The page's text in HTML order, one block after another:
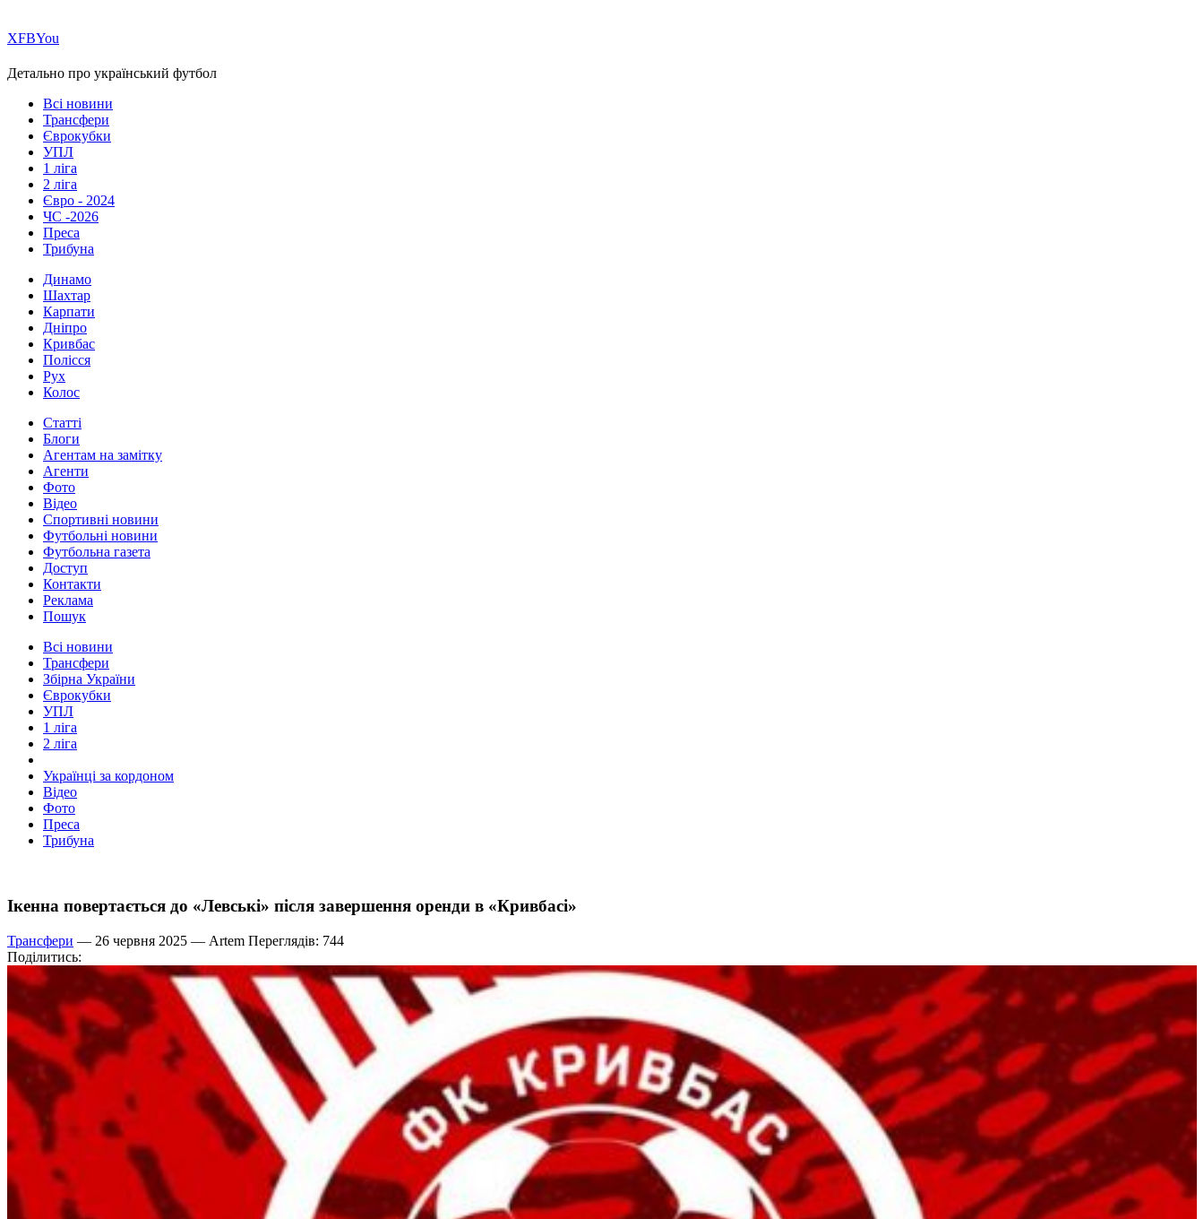
ХFBYou
Детально про український футбол
Всі новини
Трансфери
Єврокубки
УПЛ
1 ліга
2 ліга
Євро - 2024
ЧС -2026
Преса
Трибуна
Динамо
Шахтар
Карпати
Дніпро
Кривбас
Полісся
Рух
Колос
Статті
Блоги
Агентам на замітку
Агенти
Фото
Відео
Спортивні новини
Футбольні новини
Футбольна газета
Доступ
Контакти
Реклама
Пошук
Всі новини
Трансфери
Збірна України
Єврокубки
УПЛ
1 ліга
2 ліга
Українці за кордоном
Відео
Фото
Преса
Трибуна
Ікенна повертається до «Левські» після завершення оренди в «Кривбасі»
Трансфери — 26 червня 2025 — Artem Переглядів: 744
Поділитись: